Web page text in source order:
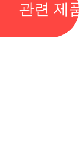
관련 제